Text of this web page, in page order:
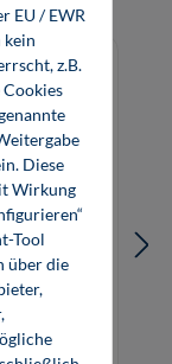
EU / EWR
kein
z.B.
Diese
Wirkung
Tool
über die